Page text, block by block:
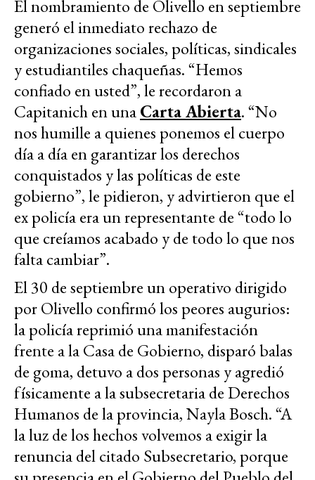
El nombramiento de Olivello en septiembre
generó el inmediato rechazo de
organizaciones sociales, políticas, sindicales
y estudiantiles chaqueñas. “Hemos
confiado en usted”, le recordaron a
Capitanich en unaCarta Abierta. “No
nos humille a quienes ponemos el cuerpo
día a día en garantizar los derechos
conquistados y las políticas de este
gobierno”, le pidieron, y advirtieron que el
ex policía era un representante de “todo lo
que creíamos acabado y de todo lo que nos
falta cambiar”.
El 30 de septiembre un operativo dirigido
por Olivello confirmó los peores augurios:
la policía reprimió una manifestación
frente a la Casa de Gobierno, disparó balas
de goma, detuvo a dos personas y agredió
físicamente a la subsecretaria de Derechos
Humanos de la provincia, Nayla Bosch. “A
la luz de los hechos volvemos a exigir la
renuncia del citado Subsecretario, porque